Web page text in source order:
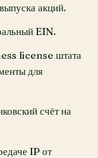
акций.
EIN.
license штата
для
счёт на
IP от